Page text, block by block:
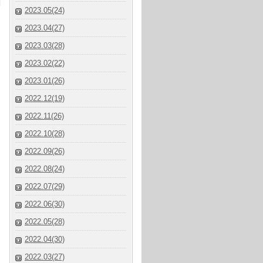
2023.05(24)
2023.04(27)
2023.03(28)
2023.02(22)
2023.01(26)
2022.12(19)
2022.11(26)
2022.10(28)
2022.09(26)
2022.08(24)
2022.07(29)
2022.06(30)
2022.05(28)
2022.04(30)
2022.03(27)